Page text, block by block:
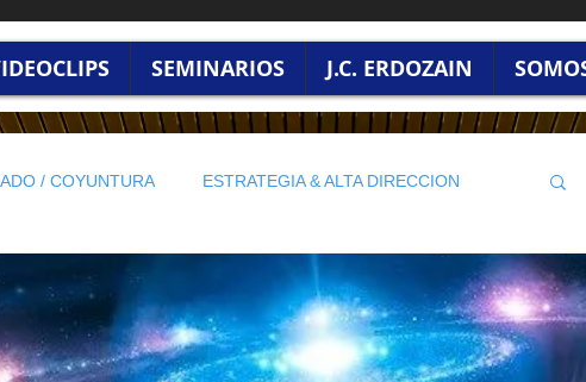
SEMINARIOS J.C. ERDOZAIN
/ COYUNTURA ESTRATEGIA & ALTA DIRECCION
LIDERAZGO & CULTURA ORGANIZACIONAL